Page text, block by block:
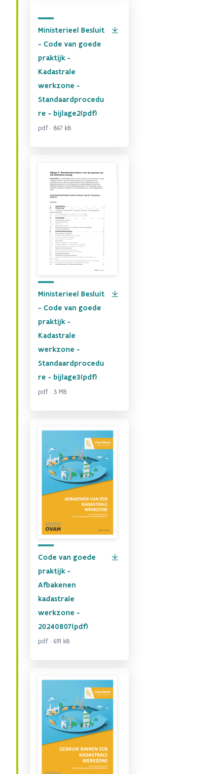
Ministerieel Besluit
- Code van goede
praktijk -
Kadastrale
werkzone -
Standaardprocedu
re - bijlage2(pdf)
pdf · 867 kB
Ministerieel Besluit
- Code van goede
praktijk -
Kadastrale
werkzone -
Standaardprocedu
re - bijlage3(pdf)
pdf · 3 MB
Code van goede
praktijk -
Afbakenen
kadastrale
werkzone -
20240807(pdf)
pdf · 691 kB